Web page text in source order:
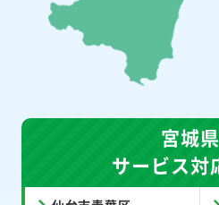
宮城
サービス対